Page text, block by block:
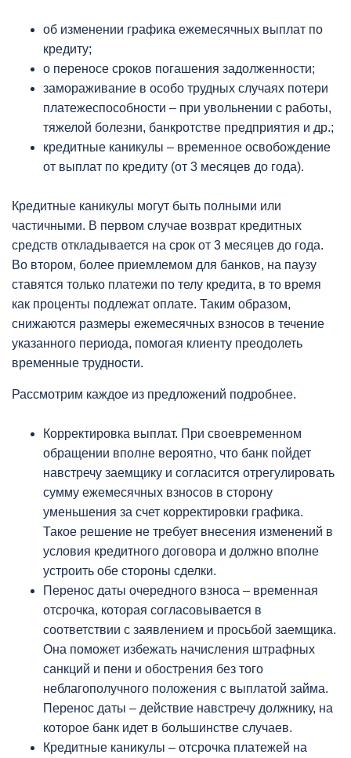
об изменении графика ежемесячных выплат по
кредиту;
о переносе сроков погашения задолженности;
замораживание в особо трудных случаях потери
платежеспособности – при увольнении с работы,
тяжелой болезни, банкротстве предприятия и др.;
кредитные каникулы – временное освобождение
от выплат по кредиту (от 3 месяцев до года).
Кредитные каникулы могут быть полными или
частичными. В первом случае возврат кредитных
средств откладывается на срок от 3 месяцев до года.
Во втором, более приемлемом для банков, на паузу
ставятся только платежи по телу кредита, в то время
как проценты подлежат оплате. Таким образом,
снижаются размеры ежемесячных взносов в течение
указанного периода, помогая клиенту преодолеть
временные трудности.
Рассмотрим каждое из предложений подробнее.
Корректировка выплат. При своевременном
обращении вполне вероятно, что банк пойдет
навстречу заемщику и согласится отрегулировать
сумму ежемесячных взносов в сторону
уменьшения за счет корректировки графика.
Такое решение не требует внесения изменений в
условия кредитного договора и должно вполне
устроить обе стороны сделки.
Перенос даты очередного взноса – временная
отсрочка, которая согласовывается в
соответствии с заявлением и просьбой заемщика.
Она поможет избежать начисления штрафных
санкций и пени и обострения без того
неблагополучного положения с выплатой займа.
Перенос даты – действие навстречу должнику, на
которое банк идет в большинстве случаев.
Кредитные каникулы – отсрочка платежей на